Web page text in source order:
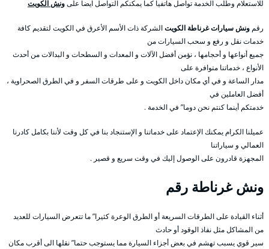
للاستعلام وطلب الخدمة تواصل هاتفيا كما يمكنكم التواصل ايضا علىونش الكويت
رقم ونش سيارات غرناطة الكويتالشركة ذات الأسم الأعرق في الكويت لتقديم كافة
خدمات نقل و رفع و سحب السيارات من
جميع أنواعها و أحجامها ، نؤمن أفضل الآلات و المعدات و السطحات و البدالات من أحدث
الأنواع ، خدماتنا متوافرة على
مدار الساعة و في أي مكان داخل الكويت و على طرقات السفر و في الطرق الصحراوية ،
أفضل العاملين في
خدمتكم أينما كنتم نحن دوما” في الخدمة .
عميلنا الكرام يمكنك الإعتماد على خدماتنا و الإستنجاد بنا في كل وقت لأننا بكامل كادرنا
العمالي و سياراتنا
المجهزة قادرون على الوصول إليك في وقت سريع و قصير .
ونش غرناطة رقم
أثناء القيادة على الطرقات السريعة أو الطرق الوعرة كثيرا” ما تتعرض السيارات للعديد
من المشاكل مثل نفاذ الوقود أو حادث
سير قوي يسبب تهشم في بعض أجزاء السيارة مما يستوجب حتما” نقلها الى أقرب مكان